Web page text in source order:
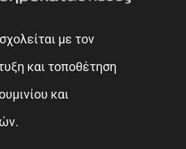
με τον
και τοποθέτηση
και